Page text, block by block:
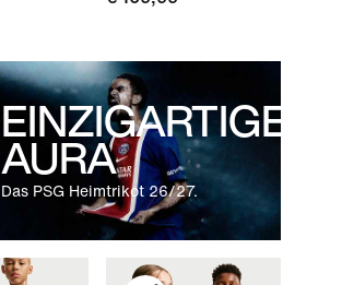
EINZIGARTIGE
AURA
Das PSG Heimtrikot 26/27.